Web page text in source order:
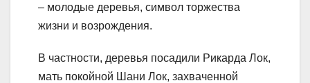
– молодые деревья, символ торжества
жизни и возрождения.
В частности, деревья посадили Рикарда Лок,
мать покойной Шани Лок, захваченной